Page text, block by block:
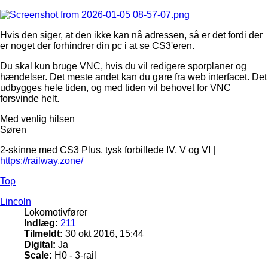
Hvis den siger, at den ikke kan nå adressen, så er det fordi der
er noget der forhindrer din pc i at se CS3'eren.
Du skal kun bruge VNC, hvis du vil redigere sporplaner og
hændelser. Det meste andet kan du gøre fra web interfacet. Det
udbygges hele tiden, og med tiden vil behovet for VNC
forsvinde helt.
Med venlig hilsen
Søren
2-skinne med CS3 Plus, tysk forbillede IV, V og VI |
https://railway.zone/
Top
Lincoln
Lokomotivfører
Indlæg: 211
Tilmeldt: 30 okt 2016, 15:44
Digital: Ja
Scale: H0 - 3-rail